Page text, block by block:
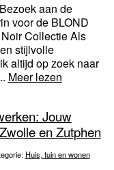
aan de
voor de BLOND
Collectie Als
stijlvolle
altijd op zoek naar
Meer lezen
Jouw
en Zutphen
Huis, tuin en wonen